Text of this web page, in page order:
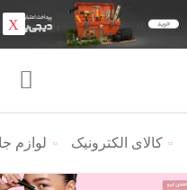
کالای الکترونیک لوازم
X